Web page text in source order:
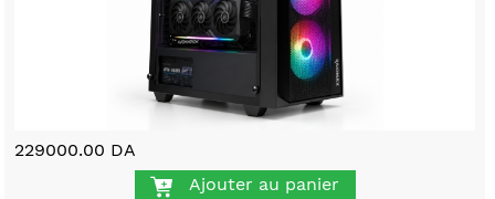
229000.00 DA
Ajouter au panier